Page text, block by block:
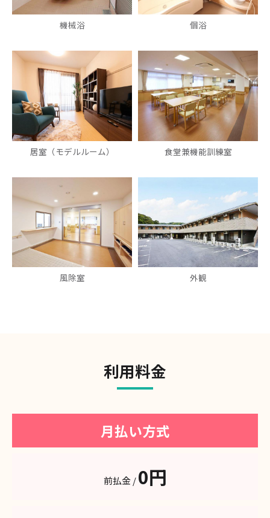
機械浴 個浴
居室（モデルルーム） 食堂兼機能訓練室
風除室 外観
利用料金
月払い方式
前払金 /0円